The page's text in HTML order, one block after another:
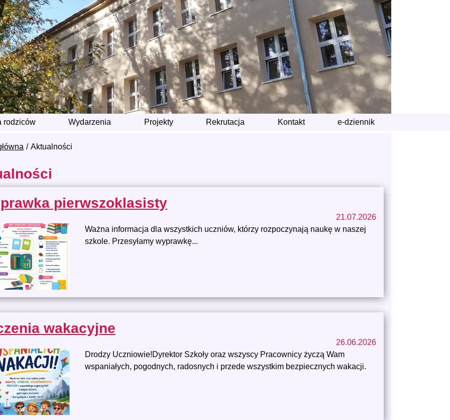
rodziców Wydarzenia Projekty Rekrutacja Kontakt e-dziennik
Aktualności
pierwszoklasisty
21.07.2026
Ważna informacja dla wszystkich uczniów, którzy rozpoczynają naukę w naszej
szkole. Przesyłamy wyprawkę...
wakacyjne
26.06.2026
Drodzy Uczniowie!Dyrektor Szkoły oraz wszyscy Pracownicy życzą Wam
wspaniałych, pogodnych, radosnych i przede wszystkim bezpiecznych wakacji.